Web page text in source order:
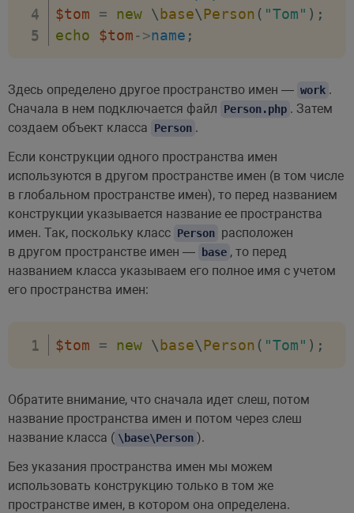
$tom
= new \base\Person ( "Tom" ) ;
echo
$tom->name ;
Здесь определено другое пространство имен — work .
Сначала в нем подключается файл
Person.php . Затем
создаем объект класса
Person .
Если конструкции одного пространства имен
используются в другом пространстве имен (в том числе
в глобальном пространстве имен), то перед названием
конструкции указывается название ее пространства
имен. Так, поскольку класс Person расположен
в другом пространстве имен — base , то перед
названием класса указываем его полное имя с учетом
его пространства имен:
$tom = new \base\Person ( "Tom" ) ;
Обратите внимание, что сначала идет слеш, потом
название пространства имен и потом через слеш
название класса ( \base\Person ).
Без указания пространства имен мы можем
использовать конструкцию только в том же
пространстве имен, в котором она определена.